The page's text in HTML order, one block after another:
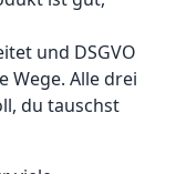
und DSGVO
Wege. Alle drei
du tauschst